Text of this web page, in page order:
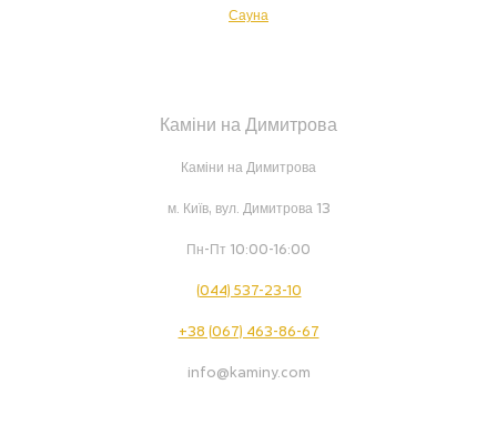
Сауна
Каміни на Димитрова
Каміни на Димитрова
м. Київ, вул. Димитрова 13
Пн-Пт 10:00-16:00
(044) 537-23-10
+38 (067) 463-86-67
info@kaminy.com